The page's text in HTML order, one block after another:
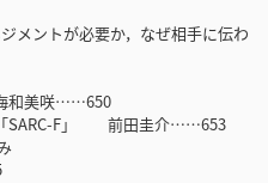
メントが必要か，なぜ相手に伝わ
和美咲……650
「SARC-F」 前田圭介……653